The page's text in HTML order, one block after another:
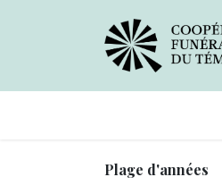
Plage d'années